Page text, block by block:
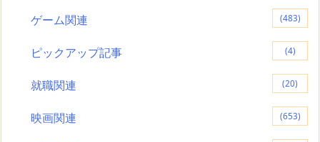
ゲーム関連 (483)
ピックアップ記事 (4)
就職関連 (20)
映画関連 (653)